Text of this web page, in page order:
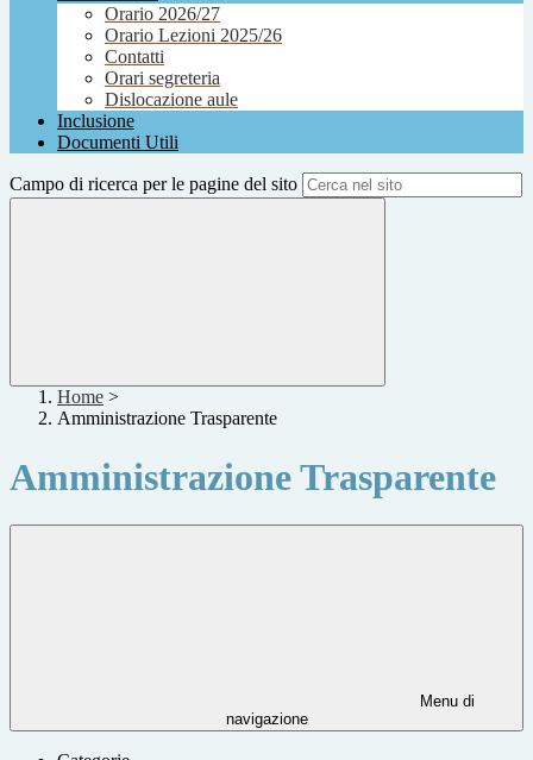
Orario 2026/27
Orario Lezioni 2025/26
Contatti
Orari segreteria
Dislocazione aule
Inclusione
Documenti Utili
Campo di ricerca per le pagine del sito
Home >
Amministrazione Trasparente
Amministrazione Trasparente
Menu di
navigazione